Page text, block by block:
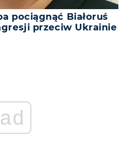
pociągnąć Białoruś
przeciw Ukrainie
ad